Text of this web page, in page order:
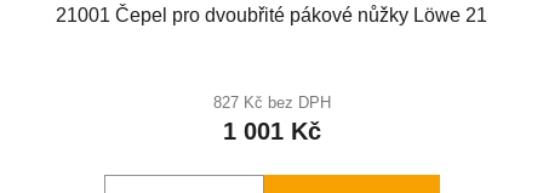
21001 Čepel pro dvoubřité pákové nůžky Löwe 21
827 Kč bez DPH
1 001 Kč